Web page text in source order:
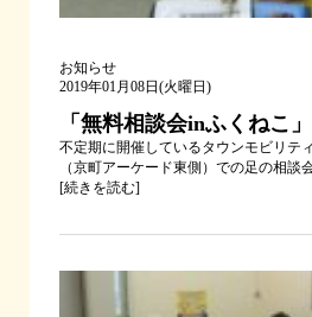
お知らせ
2019年01月08日(火曜日)
「無料相談会inふくねこ
不定期に開催しているタウンモビリテ
（京町アーケード東側）での足の相
[続きを読む]